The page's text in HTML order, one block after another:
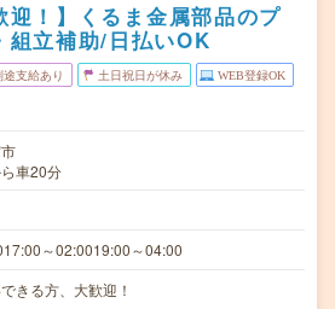
迎！】くるま金属部品のプ
組立補助/日払いOK
途支給あり 土日祝日が休み WEB登録OK
車20分
～02:0019:00～04:00
きる方、大歓迎！